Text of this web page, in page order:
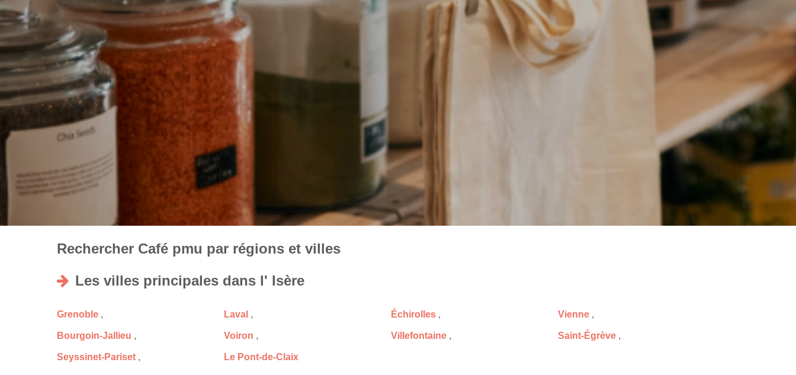
Rechercher Café pmu par régions et villes
Les villes principales dans l' Isère
Grenoble , Laval , Échirolles , Vienne ,
Bourgoin-Jallieu , Voiron , Villefontaine , Saint-Égrève ,
Seyssinet-Pariset , Le Pont-de-Claix